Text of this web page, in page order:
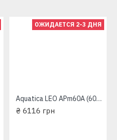
ОЖИДАЕТСЯ 2-3 ДНЯ
Aquatica LEO APm60A (600 Вт - 50 л/мин - напор: 60 м - медь) (775133/24) Станция водоснабжения вихревая
₴ 6116 грн